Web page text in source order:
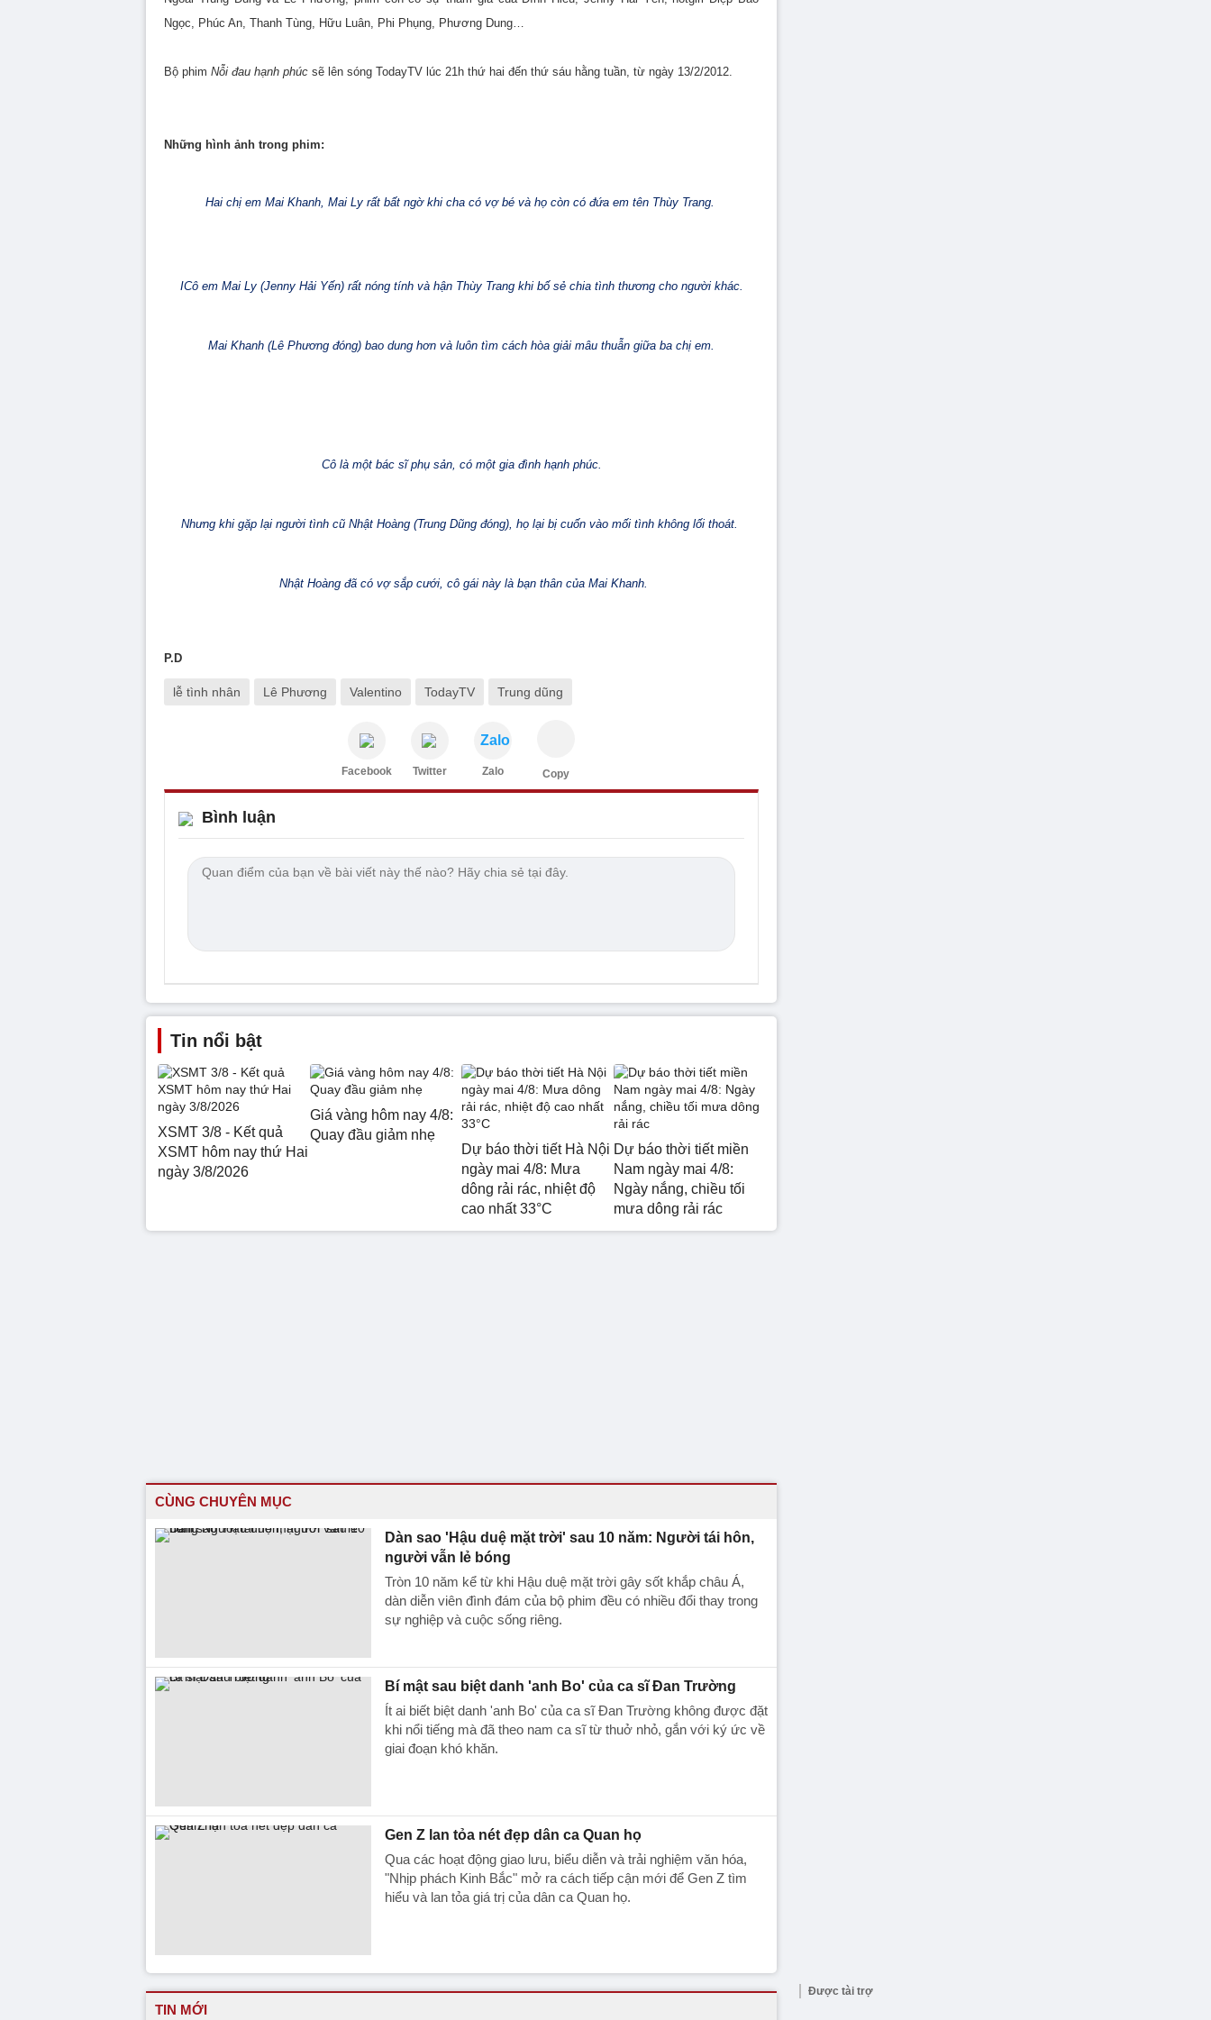
Ngọc, Phúc An, Thanh Tùng, Hữu Luân, Phi Phụng, Phương Dung…
Bộ phim Nỗi đau hạnh phúc sẽ lên sóng TodayTV lúc 21h thứ hai đến thứ sáu hằng tuần, từ ngày 13/2/2012.
Những hình ảnh trong phim:
Hai chị em Mai Khanh, Mai Ly rất bất ngờ khi cha có vợ bé và họ còn có đứa em tên Thùy Trang.
ICô em Mai Ly (Jenny Hải Yến) rất nóng tính và hận Thùy Trang khi bố sẻ chia tình thương cho người khác.
Mai Khanh (Lê Phương đóng) bao dung hơn và luôn tìm cách hòa giải mâu thuẫn giữa ba chị em.
Cô là một bác sĩ phụ sản, có một gia đình hạnh phúc.
Nhưng khi gặp lại người tình cũ Nhật Hoàng (Trung Dũng đóng), họ lại bị cuốn vào mối tình không lối thoát.
Nhật Hoàng đã có vợ sắp cưới, cô gái này là bạn thân của Mai Khanh.
P.D
lễ tình nhân Lê Phương Valentino TodayTV Trung dũng
Facebook Twitter
Zalo
Zalo Copy
Bình luận
Tin nổi bật
XSMT 3/8 - Kết quả
XSMT hôm nay thứ Hai
ngày 3/8/2026
Giá vàng hôm nay 4/8:
Quay đầu giảm nhẹ
Dự báo thời tiết Hà Nội
ngày mai 4/8: Mưa
dông rải rác, nhiệt độ
cao nhất 33°C
Dự báo thời tiết miền
Nam ngày mai 4/8:
Ngày nắng, chiều tối
mưa dông rải rác
CÙNG CHUYÊN MỤC
Dàn sao 'Hậu duệ mặt trời' sau 10 năm: Người tái hôn,
người vẫn lẻ bóng
Tròn 10 năm kể từ khi Hậu duệ mặt trời gây sốt khắp châu Á,
dàn diễn viên đình đám của bộ phim đều có nhiều đổi thay trong
sự nghiệp và cuộc sống riêng.
Bí mật sau biệt danh 'anh Bo' của ca sĩ Đan Trường
Ít ai biết biệt danh 'anh Bo' của ca sĩ Đan Trường không được đặt
khi nổi tiếng mà đã theo nam ca sĩ từ thuở nhỏ, gắn với ký ức về
giai đoạn khó khăn.
Gen Z lan tỏa nét đẹp dân ca Quan họ
Qua các hoạt động giao lưu, biểu diễn và trải nghiệm văn hóa,
"Nhịp phách Kinh Bắc" mở ra cách tiếp cận mới để Gen Z tìm
hiểu và lan tỏa giá trị của dân ca Quan họ.
TIN MỚI
Được tài trợ